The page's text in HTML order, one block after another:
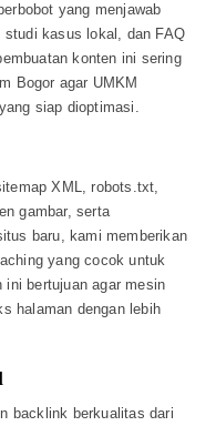
yang menjawab
studi kasus lokal, dan FAQ
konten ini sering
Bogor agar UMKM
siap dioptimasi.
XML, robots.txt,
gambar, serta
baru, kami memberikan
yang cocok untuk
ini bertujuan agar mesin
halaman dengan lebih
backlink berkualitas dari